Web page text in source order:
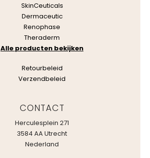
SkinCeuticals
Dermaceutic
Renophase
Theraderm
Alle producten bekijken
Retourbeleid
Verzendbeleid
CONTACT
Herculesplein 271
3584 AA Utrecht
Nederland